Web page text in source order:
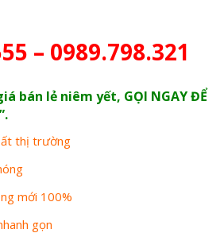
– 0989.798.321
bán lẻ niêm yết, GỌI NGAY ĐỂ
thị trường
mới 100%
gọn